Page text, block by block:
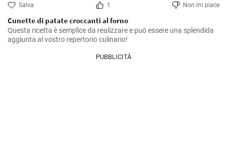
Salva 1 Non mi piace
Cunette di patate croccanti al forno
Questa ricetta è semplice da realizzare e può essere una splendida
aggiunta al vostro repertorio culinario!
PUBBLICITÀ